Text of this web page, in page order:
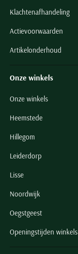
Klachtenafhandeling
Actievoorwaarden
Artikelonderhoud
Onze winkels
Onze winkels
Heemstede
Hillegom
Leiderdorp
Lisse
Noordwijk
Oegstgeest
Openingstijden winkels